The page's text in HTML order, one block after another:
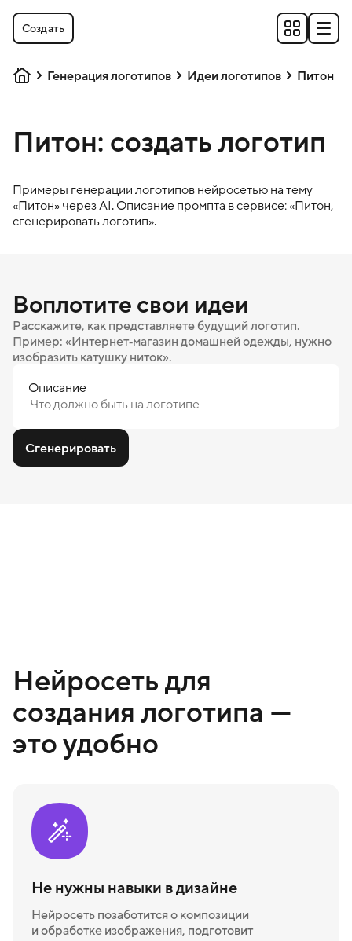
Создать
Генерация логотипов Идеи логотипов Питон
Питон: создать логотип
Примеры генерации логотипов нейросетью на тему
«Питон» через AI. Описание промпта в сервисе: «Питон,
сгенерировать логотип».
Воплотите свои идеи
Расскажите, как представляете будущий логотип.
Пример: «Интернет‑магазин домашней одежды, нужно
изобразить катушку ниток».
Описание
Сгенерировать
Нейросеть для
создания логотипа —
это удобно
Не нужны навыки в дизайне
Нейросеть позаботится о композиции
и обработке изображения, подготовит